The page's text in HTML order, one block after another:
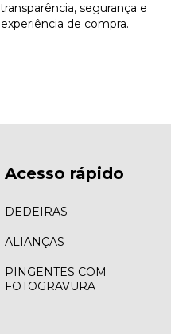
segurança e
de compra.
Acesso rápido
DEDEIRAS
ALIANÇAS
PINGENTES COM
FOTOGRAVURA